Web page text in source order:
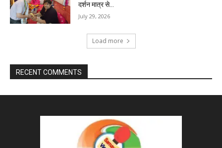
दर्शन मात्र से...
July 29, 2026
Load more
RECENT COMMENTS